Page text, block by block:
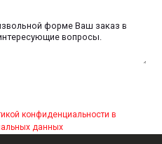
конфиденциальности в
данных